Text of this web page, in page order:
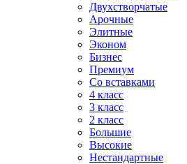
Двухстворчатые
Арочные
Элитные
Эконом
Бизнес
Премиум
Со вставками
4 класс
3 класс
2 класс
Большие
Высокие
Нестандартные